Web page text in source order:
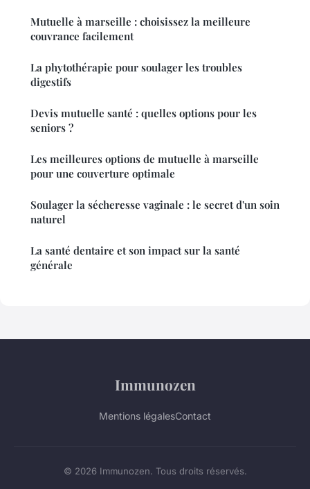
Mutuelle à marseille : choisissez la meilleure
couvrance facilement
La phytothérapie pour soulager les troubles
digestifs
Devis mutuelle santé : quelles options pour les
seniors ?
Les meilleures options de mutuelle à marseille
pour une couverture optimale
Soulager la sécheresse vaginale : le secret d'un soin
naturel
La santé dentaire et son impact sur la santé
générale
Immunozen
Mentions légalesContact
© 2026 Immunozen. Tous droits réservés.